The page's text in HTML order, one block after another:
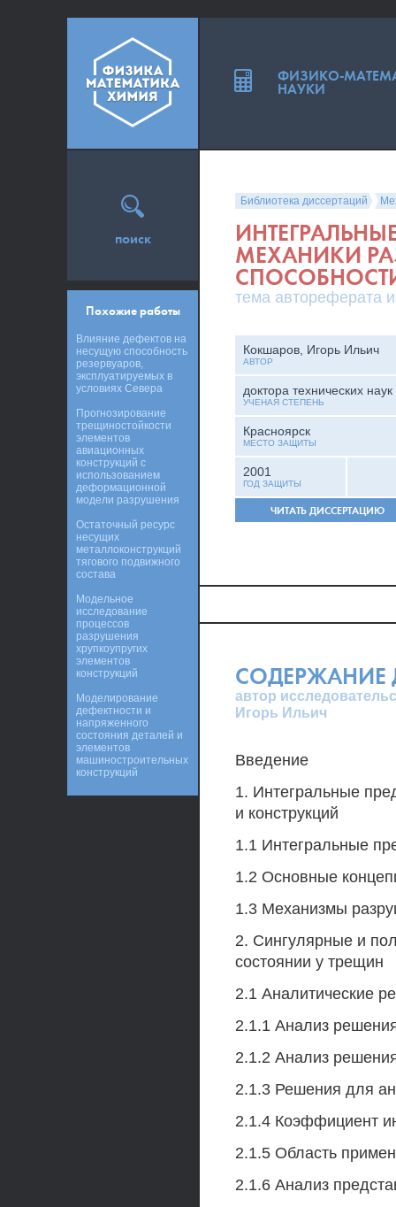
Библиотека диссертаций
МЕХАНИКИ
тема автореферата
Кокшаров, Игорь Ильич
АВТОР
доктора технических наук
УЧЕНАЯ СТЕПЕНЬ
Красноярск
МЕСТО ЗАЩИТЫ
2001
ГОД ЗАЩИТЫ
ЧИТАТЬ ДИССЕРТАЦИЮ
СОДЕРЖАНИЕ
автор
Игорь Ильич
Введение
1. Интегральные
и конструкций
1.1 Интегральные
1.2 Основные
1.3 Механизмы
2. Сингулярные и
состоянии у трещин
2.1 Аналитические
2.1.1 Анализ
2.1.2 Анализ
2.1.3 Решения для
2.1.4 Коэффициент
2.1.5 Область
2.1.6 Анализ
поиск
Похожие работы
Влияние дефектов на
несущую способность
резервуаров,
эксплуатируемых в
условиях Севера
Прогнозирование
трещиностойкости
элементов
авиационных
конструкций с
использованием
деформационной
модели разрушения
Остаточный ресурс
несущих
металлоконструкций
тягового подвижного
состава
Модельное
исследование
процессов
разрушения
хрупкоупругих
элементов
конструкций
Моделирование
дефектности и
напряженного
состояния деталей и
элементов
машиностроительных
конструкций
ФИЗИКО-
НАУКИ